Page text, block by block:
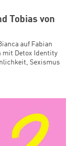
Tobias von
auf Fabian
mit Detox Identity
Sexismus